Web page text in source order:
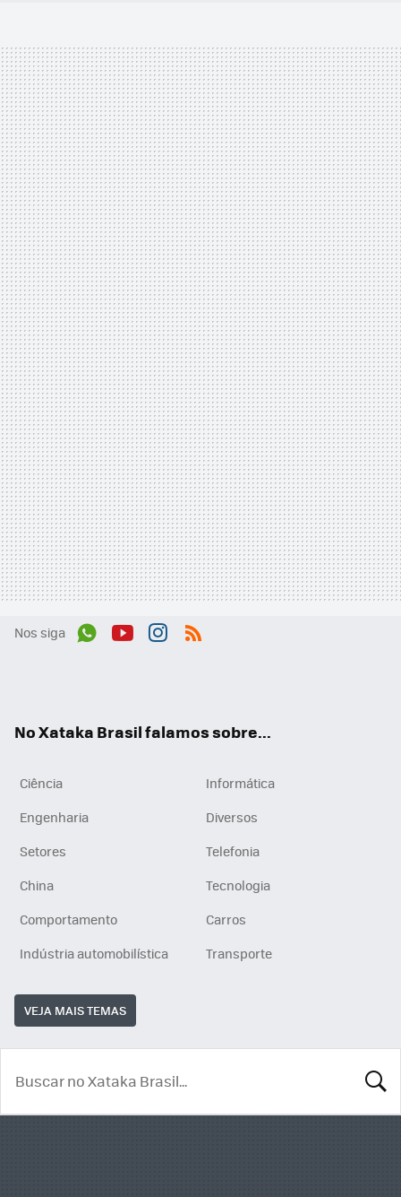
Nos siga
No Xataka Brasil falamos sobre...
Ciência
Informática
Engenharia
Diversos
Setores
Telefonia
China
Tecnologia
Comportamento
Carros
Indústria automobilística
Transporte
VEJA MAIS TEMAS